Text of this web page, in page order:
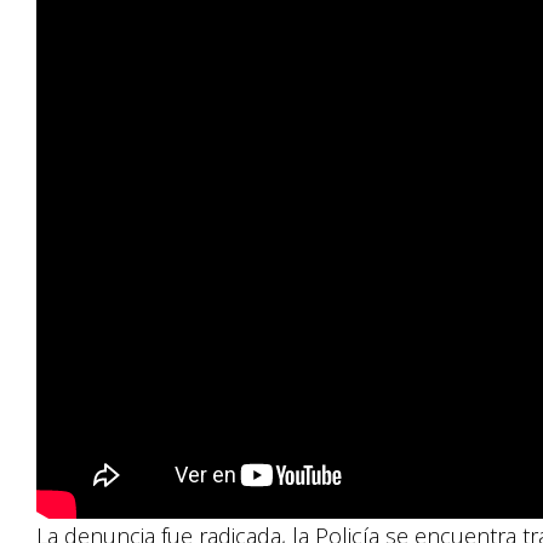
La denuncia fue radicada, la Policía se encuentra